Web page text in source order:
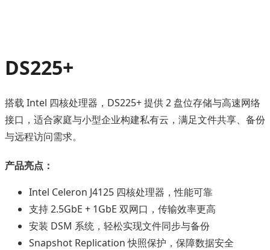
DS225+
搭载 Intel 四核处理器，DS225+ 提供 2 盘位存储与高速网络
接口，适合家庭与小型企业构建私有云，满足文件共享、备份
与远程访问需求。
产品亮点：
Intel Celeron J4125 四核处理器，性能可靠
支持 2.5GbE + 1GbE 双网口，传输效率更高
安装 DSM 系统，轻松实现文件同步与备份
Snapshot Replication 快照保护，保障数据安全